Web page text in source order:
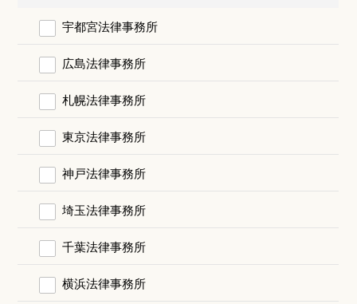
宇都宮法律事務所
広島法律事務所
札幌法律事務所
東京法律事務所
神戸法律事務所
埼玉法律事務所
千葉法律事務所
横浜法律事務所